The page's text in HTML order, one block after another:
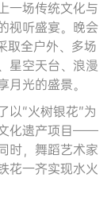
一场传统文化与
视听盛宴。晚会
取全户外、多场
星空天台、浪漫
光的盛景。
以“火树银花”为
文化遗产项目——
时，舞蹈艺术家
花一齐实现水火